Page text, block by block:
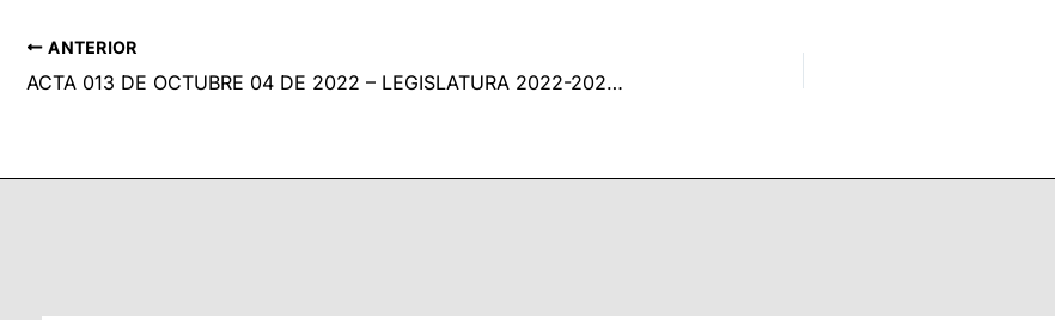
ANTERIOR
ACTA 013 DE OCTUBRE 04 DE 2022 – LEGISLATURA 2022-2023 – GACETA 1404 DE 2022 APROBADA